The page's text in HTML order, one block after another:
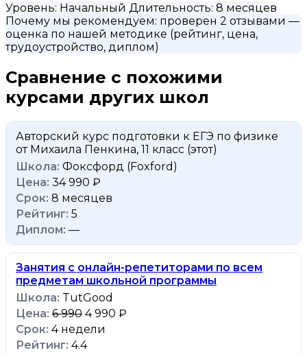
Уровень: Начальный Длительность: 8 месяцев
Почему мы рекомендуем: проверен 2 отзывами —
оценка по нашей методике (рейтинг, цена,
трудоустройство, диплом)
Сравнение с похожими
курсами других школ
Авторский курс подготовки к ЕГЭ по физике
от Михаила Пенкина, 11 класс (этот)
Фоксфорд (Foxford)
34 990 ₽
8 месяцев
5
—
Занятия с онлайн-репетиторами по всем
предметам школьной программы
TutGood
6 990 4 990 ₽
4 недели
4.4